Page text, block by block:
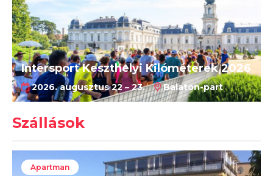
Intersport Keszthelyi Kilóméterek 2026
2026. augusztus 22 – 23. Balaton-part
Szállások
Apartman